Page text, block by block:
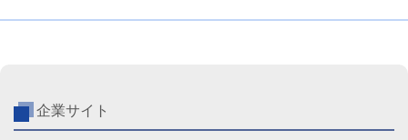
企業サイト